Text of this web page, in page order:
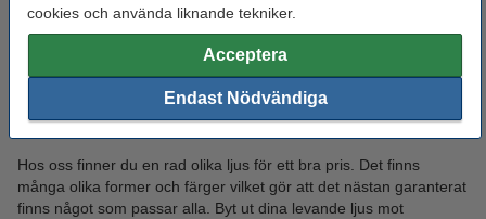
cookies och använda liknande tekniker.
Acceptera
Endast Nödvändiga
Knappcellsbatterier Solcell
Vanliga frågor om LED ljus
Hos oss finner du en rad olika ljus för ett bra pris. Det finns
många olika former och färger vilket gör att det nästan garanterat
finns något som passar alla. Byt ut dina levande ljus mot